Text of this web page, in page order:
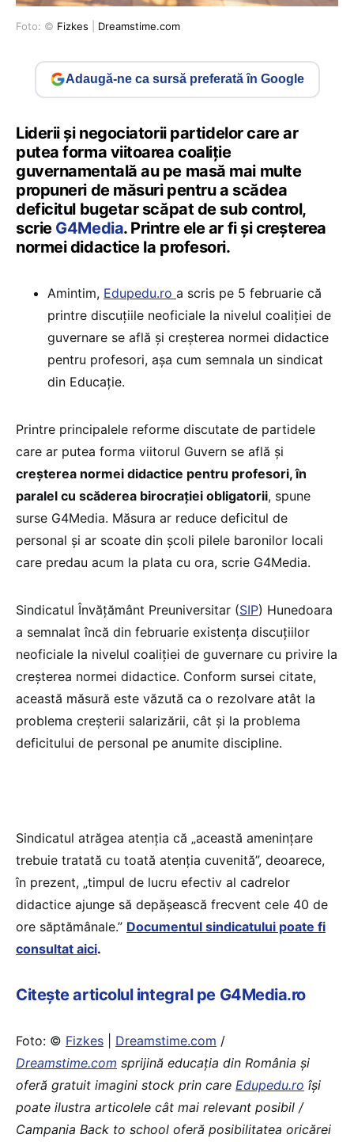
Foto: © Fizkes Dreamstime.com
Adaugă-ne ca sursă preferată în Google
Liderii și negociatorii partidelor care ar
putea forma viitoarea coaliție
guvernamentală au pe masă mai multe
propuneri de măsuri pentru a scădea
deficitul bugetar scăpat de sub control,
scrie G4Media. Printre ele ar fi și creșterea
normei didactice la profesori.
Amintim, Edupedu.ro a scris pe 5 februarie că
printre discuțiile neoficiale la nivelul coaliției de
guvernare se află și creșterea normei didactice
pentru profesori, așa cum semnala un sindicat
din Educație.
Printre principalele reforme discutate de partidele
care ar putea forma viitorul Guvern se află și
creșterea normei didactice pentru profesori, în
paralel cu scăderea birocrației obligatorii, spune
surse G4Media. Măsura ar reduce deficitul de
personal și ar scoate din școli pilele baronilor locali
care predau acum la plata cu ora, scrie G4Media.
Sindicatul Învățământ Preuniversitar (SIP) Hunedoara
a semnalat încă din februarie existența discuțiilor
neoficiale la nivelul coaliției de guvernare cu privire la
creșterea normei didactice. Conform sursei citate,
această măsură este văzută ca o rezolvare atât la
problema creșterii salarizării, cât și la problema
deficitului de personal pe anumite discipline.
Sindicatul atrăgea atenția că „această amenințare
trebuie tratată cu toată atenția cuvenită”, deoarece,
în prezent, „timpul de lucru efectiv al cadrelor
didactice ajunge să depășească frecvent cele 40 de
ore săptămânale.” Documentul sindicatului poate fi
consultat aici.
Citește articolul integral pe G4Media.ro
Foto: © Fizkes Dreamstime.com /
Dreamstime.com sprijină educaţia din România şi
oferă gratuit imagini stock prin care Edupedu.ro îşi
poate ilustra articolele cât mai relevant posibil /
Campania Back to school oferă posibilitatea oricărei